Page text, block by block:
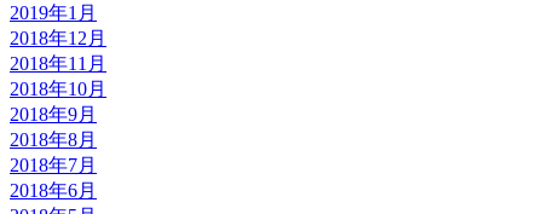
2019年1月
2018年12月
2018年11月
2018年10月
2018年9月
2018年8月
2018年7月
2018年6月